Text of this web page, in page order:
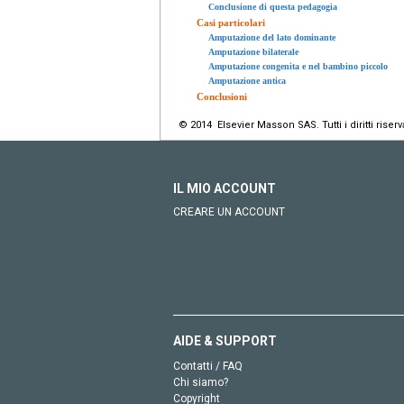
Conclusione di questa pedagogia
Casi particolari
Amputazione del lato dominante
Amputazione bilaterale
Amputazione congenita e nel bambino piccolo
Amputazione antica
Conclusioni
© 2014 Elsevier Masson SAS. Tutti i diritti
IL MIO ACCOUNT
CREARE UN ACCOUNT
AIDE & SUPPORT
Contatti / FAQ
Chi siamo?
Copyright